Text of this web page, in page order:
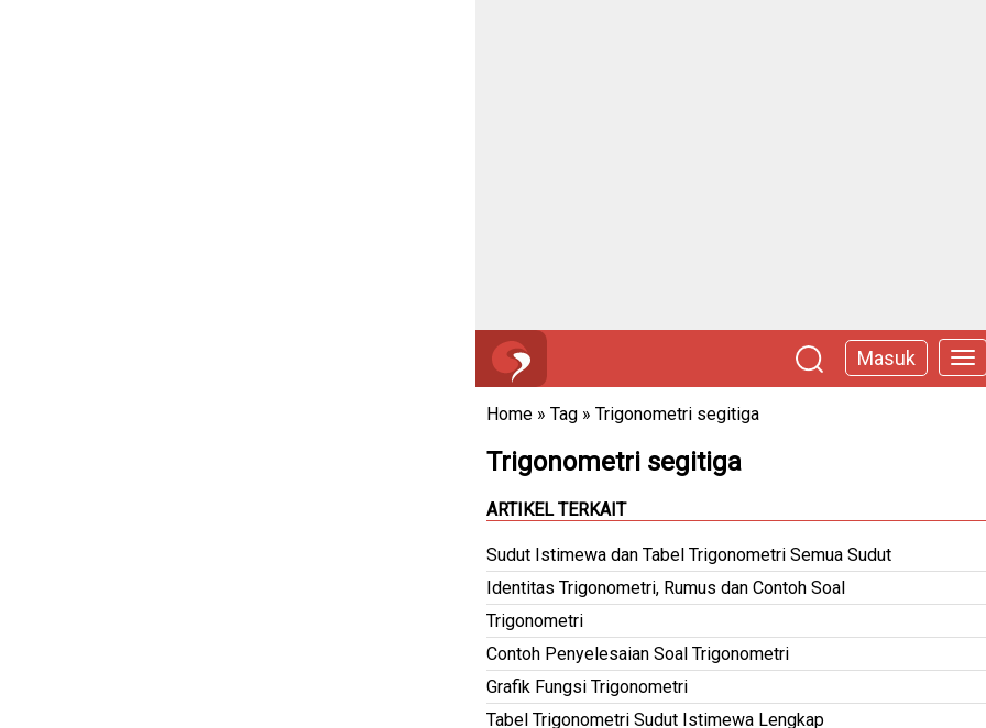
Masuk
Home » Tag » Trigonometri segitiga
Trigonometri segitiga
ARTIKEL TERKAIT
Sudut Istimewa dan Tabel Trigonometri Semua Sudut
Identitas Trigonometri, Rumus dan Contoh Soal
Trigonometri
Contoh Penyelesaian Soal Trigonometri
Grafik Fungsi Trigonometri
Tabel Trigonometri Sudut Istimewa Lengkap